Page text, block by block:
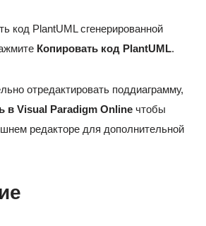
код PlantUML сгенерированной
Копировать код PlantUML.
отредактировать поддиаграмму,
в Visual Paradigm Online чтобы
редакторе для дополнительной